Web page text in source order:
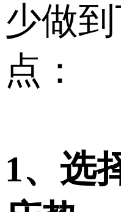
少做
点：
1、选